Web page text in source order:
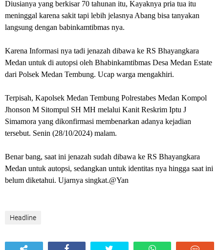
Diusianya yang berkisar 70 tahunan itu, Kayaknya pria tua itu
meninggal karena sakit tapi lebih jelasnya Abang bisa tanyakan
langsung dengan babinkamtibmas nya.
Karena Informasi nya tadi jenazah dibawa ke RS Bhayangkara
Medan untuk di autopsi oleh Bhabinkamtibmas Desa Medan Estate
dari Polsek Medan Tembung. Ucap warga mengakhiri.
Terpisah, Kapolsek Medan Tembung Polrestabes Medan Kompol
Jhonson M Sitompul SH MH melalui Kanit Reskrim Iptu J
Simamora yang dikonfirmasi membenarkan adanya kejadian
tersebut. Senin (28/10/2024) malam.
Benar bang, saat ini jenazah sudah dibawa ke RS Bhayangkara
Medan untuk autopsi, sedangkan untuk identitas nya hingga saat ini
belum diketahui. Ujarnya singkat.@Yan
Headline